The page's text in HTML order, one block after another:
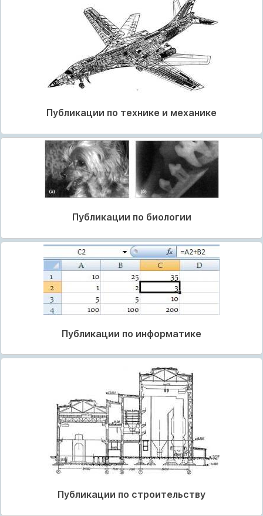
Публикации по технике и механике
Публикации по биологии
Публикации по информатике
Публикации по строительству